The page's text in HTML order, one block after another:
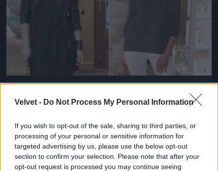
Velvet - Do Not Process My Personal Information
If you wish to opt-out of the sale, sharing to third parties, or
processing of your personal or sensitive information for
targeted advertising by us, please use the below opt-out
section to confirm your selection. Please note that after your
opt-out request is processed you may continue seeing
Debreczeni Zita fotós-modell és Ördög Nóra
műsorvezető
Jön még kép!